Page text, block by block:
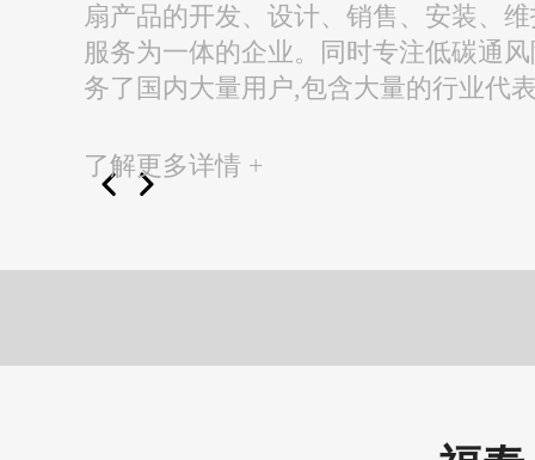
扇产品的开发、设计、销售、安装、
服务为一体的企业。同时专注低碳通
务了国内大量用户,包含大量的行业代
了解更多详情 +